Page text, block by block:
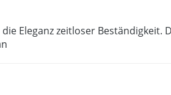
Eleganz zeitloser Beständigkeit.